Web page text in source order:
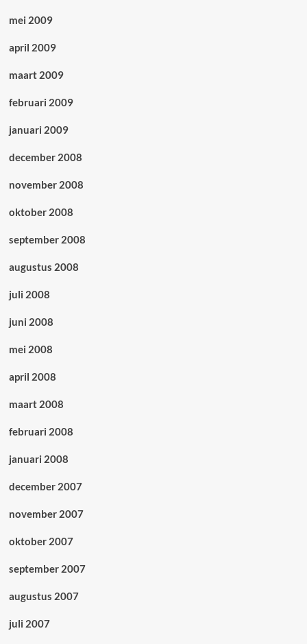
mei 2009
april 2009
maart 2009
februari 2009
januari 2009
december 2008
november 2008
oktober 2008
september 2008
augustus 2008
juli 2008
juni 2008
mei 2008
april 2008
maart 2008
februari 2008
januari 2008
december 2007
november 2007
oktober 2007
september 2007
augustus 2007
juli 2007